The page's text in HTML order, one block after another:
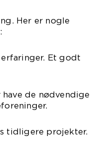
Her er nogle
Et godt
de nødvendige
tidligere projekter.